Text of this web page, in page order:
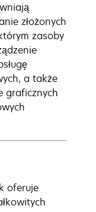
złożonych
zasoby
a także
graficznych
oferuje